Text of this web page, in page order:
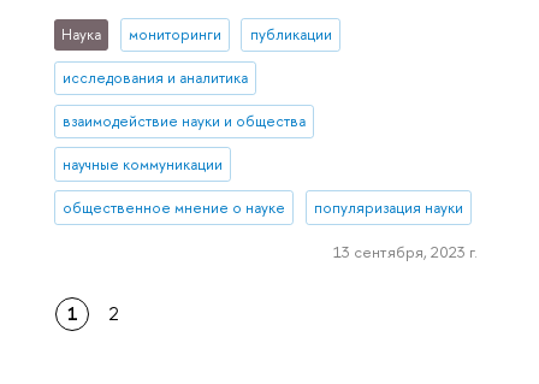
Наука мониторинги публикации
исследования и аналитика
взаимодействие науки и общества
научные коммуникации
общественное мнение о науке популяризация науки
13 сентября, 2023 г.
1 2